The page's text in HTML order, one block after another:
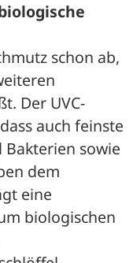
schon ab,
Der UVC-
auch feinste
sowie
dem
eine
biologischen